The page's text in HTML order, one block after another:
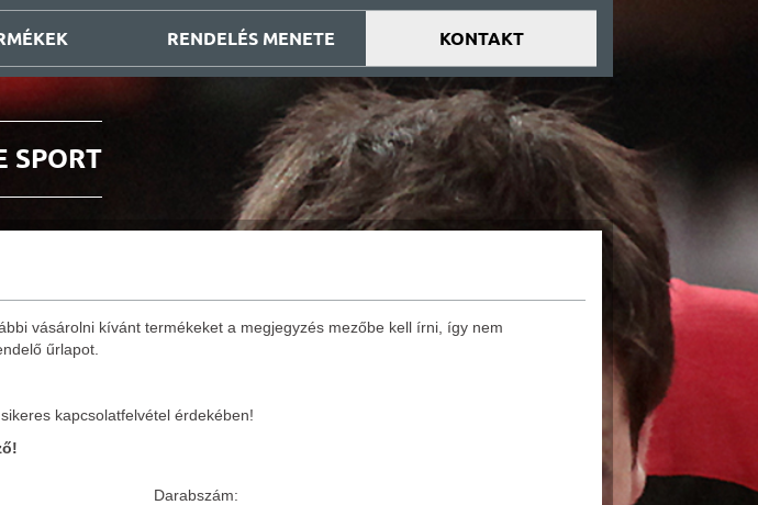
RENDELÉS MENETE KONTAKT
SPORT
vásárolni kívánt termékeket a megjegyzés mezőbe kell írni, így nem
űrlapot.
kapcsolatfelvétel érdekében!
Darabszám: